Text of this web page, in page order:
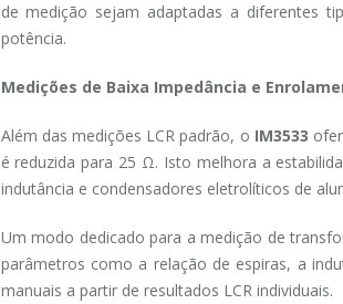
de medição sejam adaptadas a diferentes
potência.
Medições de Baixa Impedância e
Além das medições LCR padrão, o IM3533
é reduzida para 25 Ω. Isto melhora a
indutância e condensadores eletrolíticos de
Um modo dedicado para a medição de
parâmetros como a relação de espiras, a
manuais a partir de resultados LCR individuais.